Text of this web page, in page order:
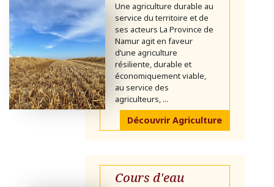
Une agriculture durable au
service du territoire et de
ses acteurs La Province de
Namur agit en faveur
d’une agriculture
résiliente, durable et
économiquement viable,
au service des
agriculteurs, ...
Découvrir Agriculture
Cours d'eau